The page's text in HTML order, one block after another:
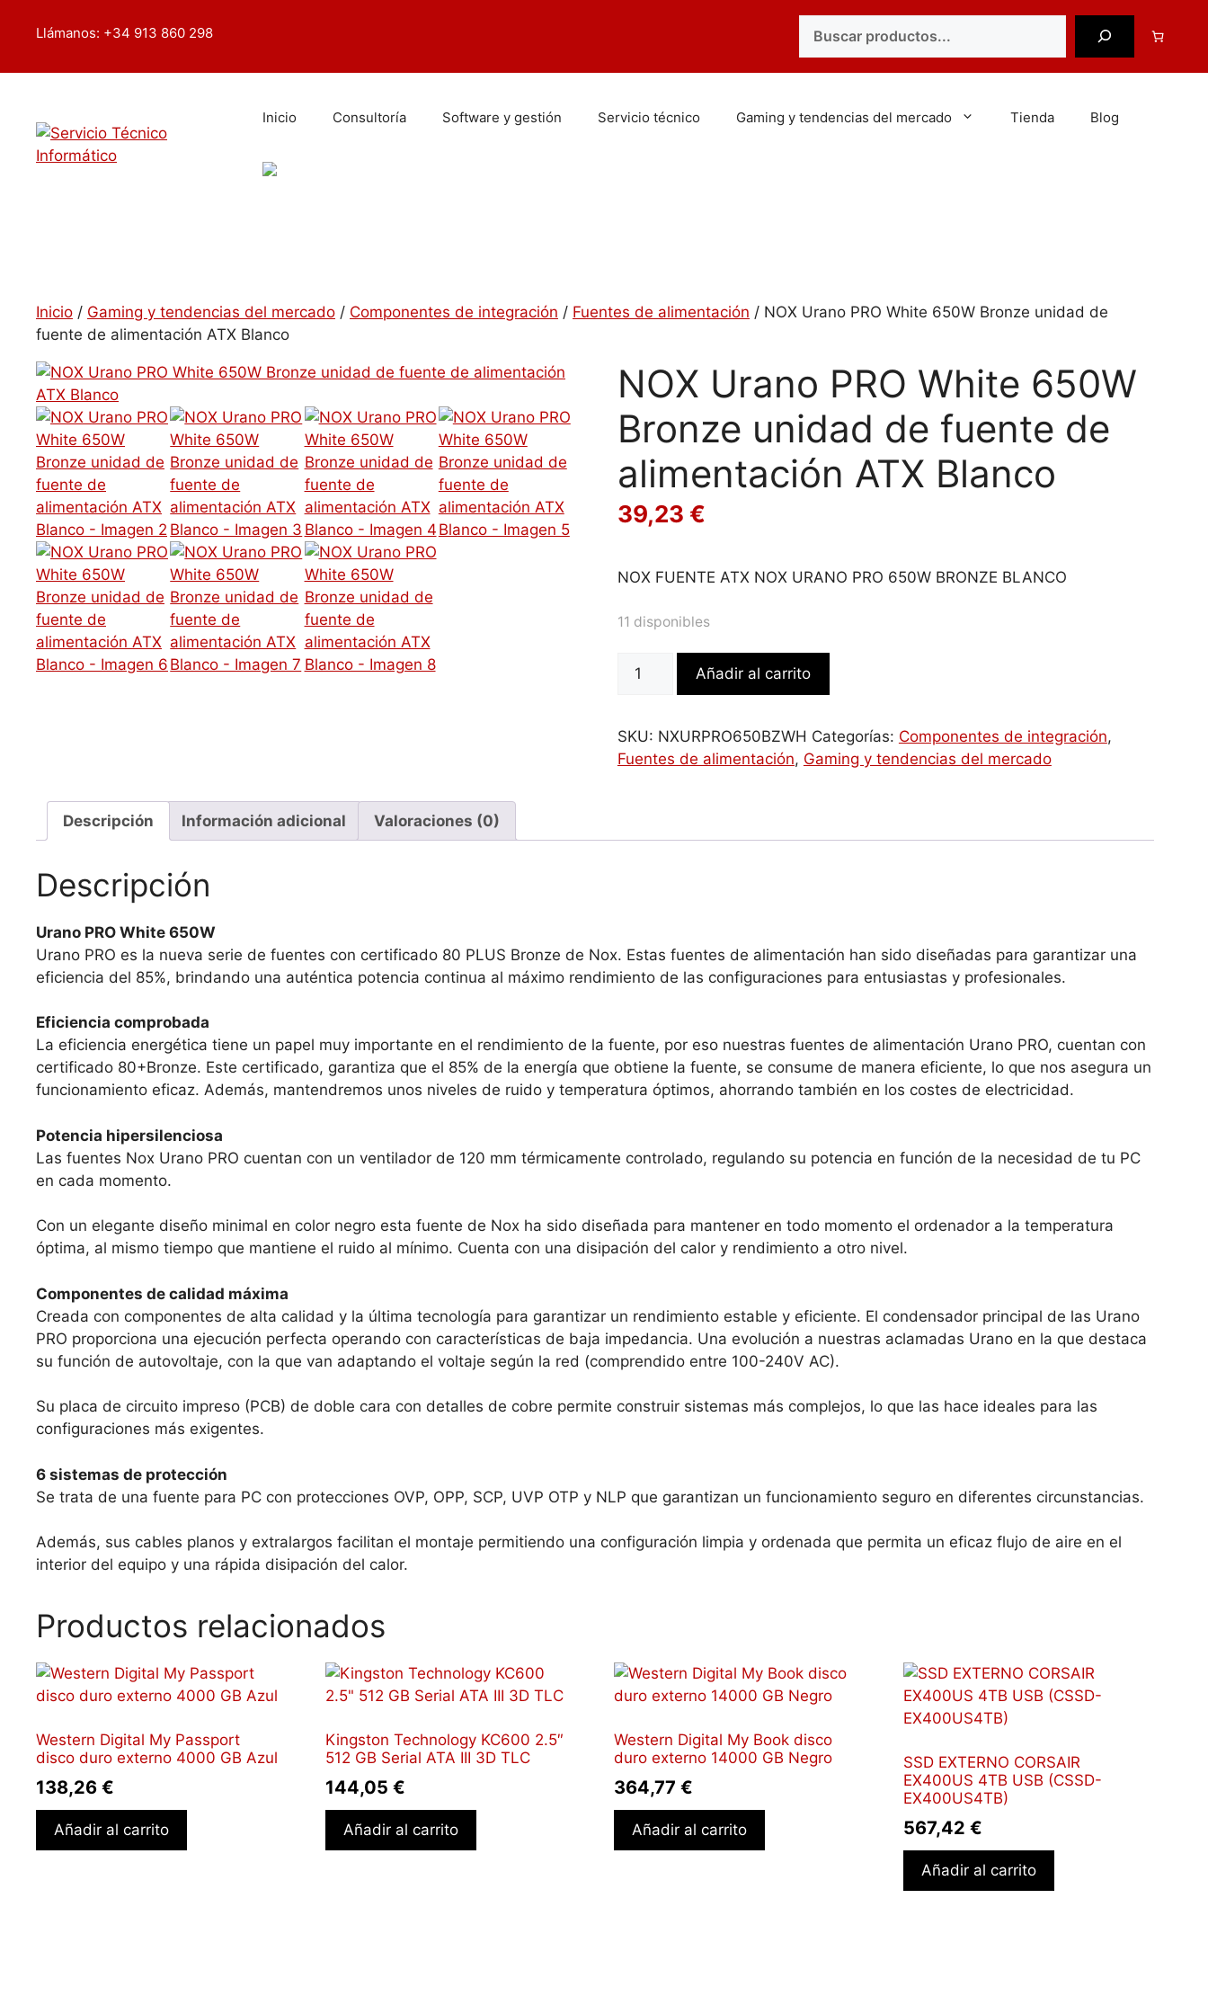
Llámanos: +34 913 860 298
Inicio Consultoría Software y gestión Servicio técnico Gaming y tendencias del mercado Tienda Blog
Inicio / Gaming y tendencias del mercado / Componentes de integración / Fuentes de alimentación / NOX Urano PRO White 650W Bronze unidad de
fuente de alimentación ATX Blanco
NOX Urano PRO White 650W
Bronze unidad de fuente de
alimentación ATX Blanco
39,23 €
NOX FUENTE ATX NOX URANO PRO 650W BRONZE BLANCO
11 disponibles
NOX
White
650W
fuente
cantidad
Añadir al carrito
SKU: NXURPRO650BZWH Categorías: Componentes de integración,
Fuentes de alimentación, Gaming y tendencias del mercado
Descripción Información adicional Valoraciones (0)
Descripción
Urano PRO White 650W
Urano PRO es la nueva serie de fuentes con certificado 80 PLUS Bronze de Nox. Estas fuentes de alimentación han sido diseñadas para garantizar una
eficiencia del 85%, brindando una auténtica potencia continua al máximo rendimiento de las configuraciones para entusiastas y profesionales.
Eficiencia comprobada
La eficiencia energética tiene un papel muy importante en el rendimiento de la fuente, por eso nuestras fuentes de alimentación Urano PRO, cuentan con
certificado 80+Bronze. Este certificado, garantiza que el 85% de la energía que obtiene la fuente, se consume de manera eficiente, lo que nos asegura un
funcionamiento eficaz. Además, mantendremos unos niveles de ruido y temperatura óptimos, ahorrando también en los costes de electricidad.
Potencia hipersilenciosa
Las fuentes Nox Urano PRO cuentan con un ventilador de 120 mm térmicamente controlado, regulando su potencia en función de la necesidad de tu PC
en cada momento.
Con un elegante diseño minimal en color negro esta fuente de Nox ha sido diseñada para mantener en todo momento el ordenador a la temperatura
óptima, al mismo tiempo que mantiene el ruido al mínimo. Cuenta con una disipación del calor y rendimiento a otro nivel.
Componentes de calidad máxima
Creada con componentes de alta calidad y la última tecnología para garantizar un rendimiento estable y eficiente. El condensador principal de las Urano
PRO proporciona una ejecución perfecta operando con características de baja impedancia. Una evolución a nuestras aclamadas Urano en la que destaca
su función de autovoltaje, con la que van adaptando el voltaje según la red (comprendido entre 100-240V AC).
Su placa de circuito impreso (PCB) de doble cara con detalles de cobre permite construir sistemas más complejos, lo que las hace ideales para las
configuraciones más exigentes.
6 sistemas de protección
Se trata de una fuente para PC con protecciones OVP, OPP, SCP, UVP OTP y NLP que garantizan un funcionamiento seguro en diferentes circunstancias.
Además, sus cables planos y extralargos facilitan el montaje permitiendo una configuración limpia y ordenada que permita un eficaz flujo de aire en el
interior del equipo y una rápida disipación del calor.
Productos relacionados
Western Digital My Passport
disco duro externo 4000 GB Azul
138,26 €
Añadir al carrito
Kingston Technology KC600 2.5″
512 GB Serial ATA III 3D TLC
144,05 €
Añadir al carrito
Western Digital My Book disco
duro externo 14000 GB Negro
364,77€
Añadir al carrito
SSD EXTERNO CORSAIR
EX400US 4TB USB (CSSD-
EX400US4TB)
567,42 €
Añadir al carrito